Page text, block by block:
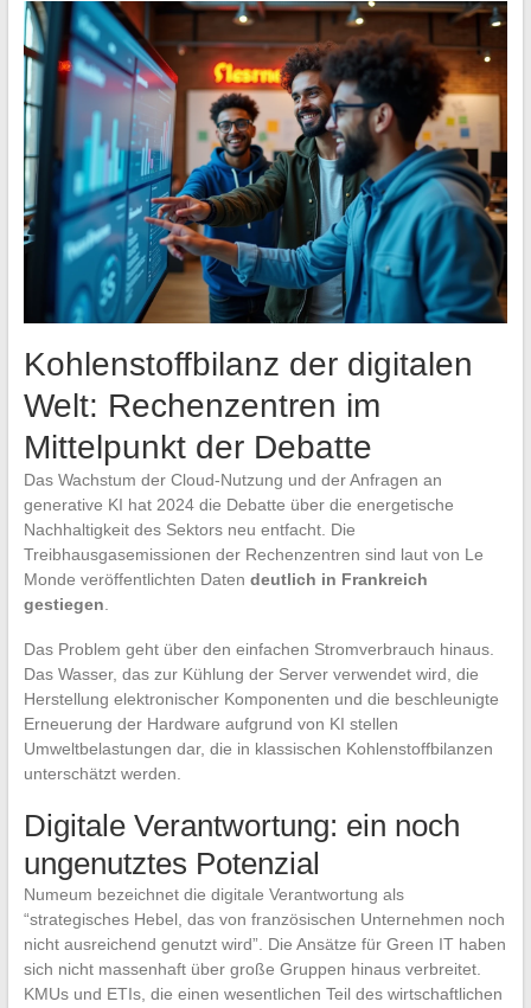
Kohlenstoffbilanz der digitalen
Welt: Rechenzentren im
Mittelpunkt der Debatte
Das Wachstum der Cloud-Nutzung und der Anfragen an
generative KI hat 2024 die Debatte über die energetische
Nachhaltigkeit des Sektors neu entfacht. Die
Treibhausgasemissionen der Rechenzentren sind laut von Le
Monde veröffentlichten Daten deutlich in Frankreich
gestiegen.
Das Problem geht über den einfachen Stromverbrauch hinaus.
Das Wasser, das zur Kühlung der Server verwendet wird, die
Herstellung elektronischer Komponenten und die beschleunigte
Erneuerung der Hardware aufgrund von KI stellen
Umweltbelastungen dar, die in klassischen Kohlenstoffbilanzen
unterschätzt werden.
Digitale Verantwortung: ein noch
ungenutztes Potenzial
Numeum bezeichnet die digitale Verantwortung als
“strategisches Hebel, das von französischen Unternehmen noch
nicht ausreichend genutzt wird”. Die Ansätze für Green IT haben
sich nicht massenhaft über große Gruppen hinaus verbreitet.
KMUs und ETIs, die einen wesentlichen Teil des wirtschaftlichen